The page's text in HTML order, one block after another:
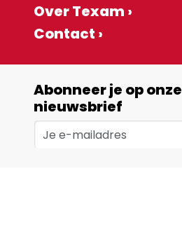
Over Texam ›
Contact ›
Abonneer je op onze
nieuwsbrief